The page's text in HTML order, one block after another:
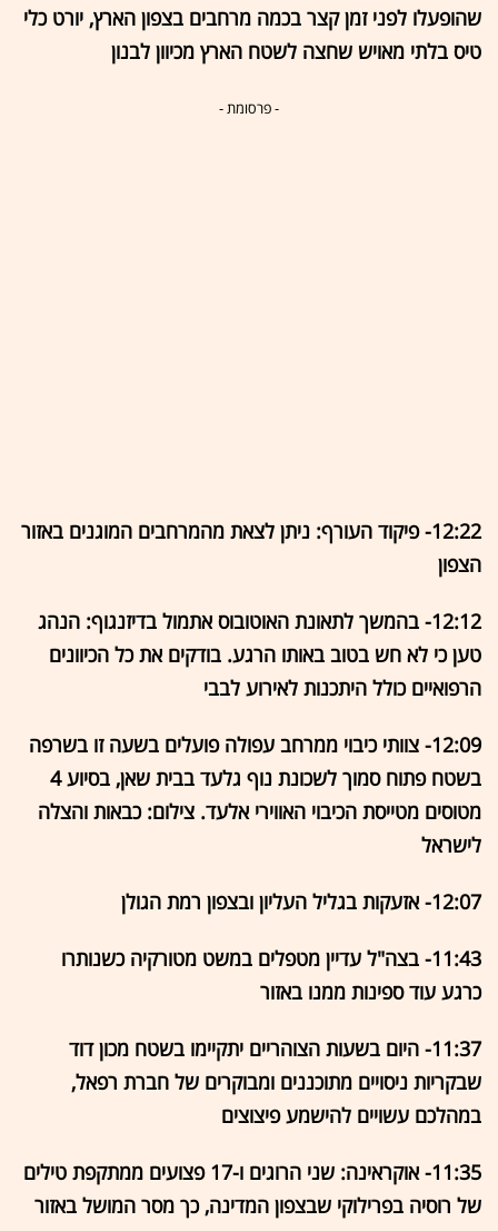
שהופעלו לפני זמן קצר בכמה מרחבים בצפון הארץ, יורט כלי
טיס בלתי מאויש שחצה לשטח הארץ מכיוון לבנון
- פרסומת -
12:22- פיקוד העורף: ניתן לצאת מהמרחבים המוגנים באזור
הצפון
12:12- בהמשך לתאונת האוטובוס אתמול בדיזנגוף: הנהג
טען כי לא חש בטוב באותו הרגע. בודקים את כל הכיוונים
הרפואיים כולל היתכנות לאירוע לבבי
12:09- צוותי כיבוי ממרחב עפולה פועלים בשעה זו בשרפה
בשטח פתוח סמוך לשכונת נוף גלעד בבית שאן, בסיוע 4
מטוסים מטייסת הכיבוי האווירי אלעד. צילום: כבאות והצלה
לישראל
12:07- אזעקות בגליל העליון ובצפון רמת הגולן
11:43- בצה"ל עדיין מטפלים במשט מטורקיה כשנותרו
כרגע עוד ספינות ממנו באזור
11:37- היום בשעות הצוהריים יתקיימו בשטח מכון דוד
שבקריות ניסויים מתוכננים ומבוקרים של חברת רפאל,
במהלכם עשויים להישמע פיצוצים
11:35- אוקראינה: שני הרוגים ו-17 פצועים ממתקפת טילים
של רוסיה בפרילוקי שבצפון המדינה, כך מסר המושל באזור